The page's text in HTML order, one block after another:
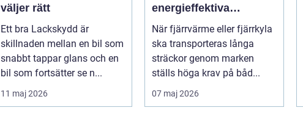
väljer rätt
Ett bra Lackskydd är
skillnaden mellan en bil som
snabbt tappar glans och en
bil som fortsätter se n...
11 maj 2026
energieffektiva
kulvertrör
När fjärrvärme eller fjärrkyla
ska transporteras långa
sträckor genom marken
ställs höga krav på båd...
07 maj 2026